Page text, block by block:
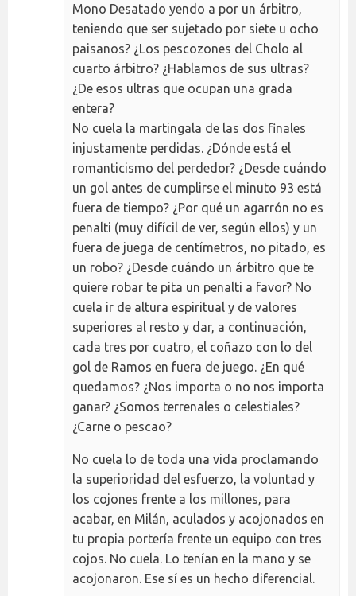
Mono Desatado yendo a por un árbitro,
teniendo que ser sujetado por siete u ocho
paisanos? ¿Los pescozones del Cholo al
cuarto árbitro? ¿Hablamos de sus ultras?
¿De esos ultras que ocupan una grada
entera?
No cuela la martingala de las dos finales
injustamente perdidas. ¿Dónde está el
romanticismo del perdedor? ¿Desde cuándo
un gol antes de cumplirse el minuto 93 está
fuera de tiempo? ¿Por qué un agarrón no es
penalti (muy difícil de ver, según ellos) y un
fuera de juega de centímetros, no pitado, es
un robo? ¿Desde cuándo un árbitro que te
quiere robar te pita un penalti a favor? No
cuela ir de altura espiritual y de valores
superiores al resto y dar, a continuación,
cada tres por cuatro, el coñazo con lo del
gol de Ramos en fuera de juego. ¿En qué
quedamos? ¿Nos importa o no nos importa
ganar? ¿Somos terrenales o celestiales?
¿Carne o pescao?
No cuela lo de toda una vida proclamando
la superioridad del esfuerzo, la voluntad y
los cojones frente a los millones, para
acabar, en Milán, aculados y acojonados en
tu propia portería frente un equipo con tres
cojos. No cuela. Lo tenían en la mano y se
acojonaron. Ese sí es un hecho diferencial.